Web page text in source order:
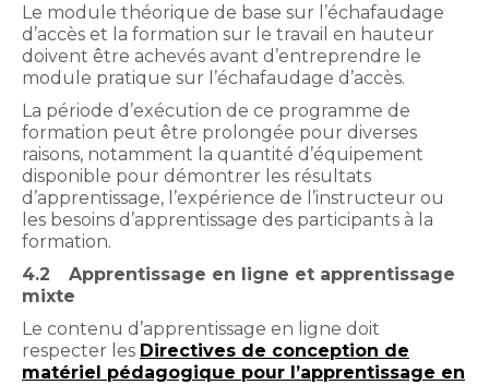
Le module théorique de base sur l’échafaudage
d’accès et la formation sur le travail en hauteur
doivent être achevés avant d’entreprendre le
module pratique sur l’échafaudage d’accès.
La période d’exécution de ce programme de
formation peut être prolongée pour diverses
raisons, notamment la quantité d’équipement
disponible pour démontrer les résultats
d’apprentissage, l’expérience de l’instructeur ou
les besoins d’apprentissage des participants à la
formation.
4.2
Apprentissage en ligne et apprentissage
mixte
Le contenu d’apprentissage en ligne doit
respecter les Directives de conception de
matériel pédagogique pour l’apprentissage en